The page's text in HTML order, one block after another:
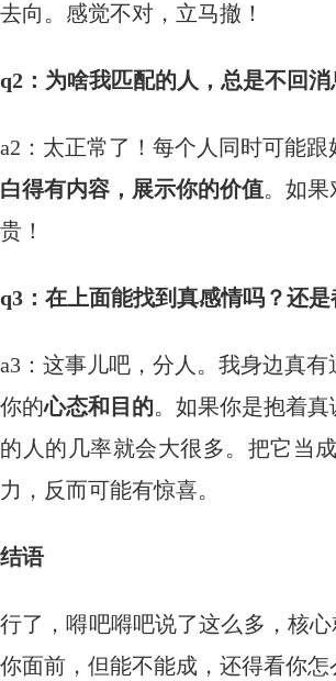
去向。感觉不对，立马撤！
q2：为啥我匹配的人，总是不回
a2：太正常了！每个人同时可能
白得有内容，展示你的价值。如
贵！
q3：在上面能找到真感情吗？还是
a3：这事儿吧，分人。我身边真
你的心态和目的。如果你是抱着
的人的几率就会大很多。把它当
力，反而可能有惊喜。
结语
行了，嘚吧嘚吧说了这么多，核心
你面前，但能不能成，还得看你